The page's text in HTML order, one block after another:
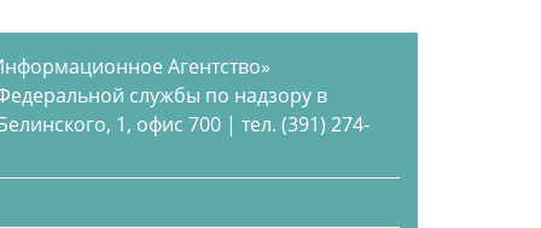
Агентство»
службы по надзору в
1, офис 700 | тел. (391) 274-